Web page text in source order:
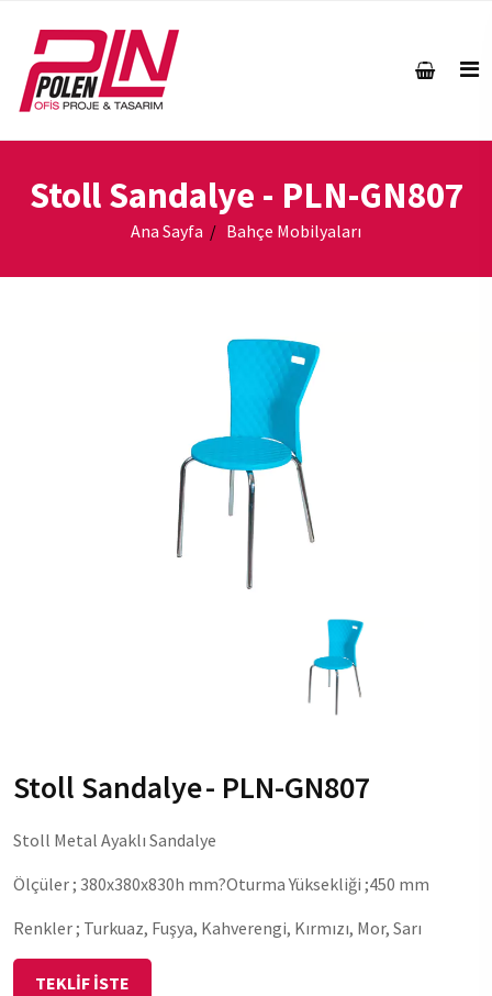
Stoll Sandalye - PLN-GN807
Ana Sayfa Bahçe Mobilyaları
Stoll Sandalye- PLN-GN807
Stoll Metal Ayaklı Sandalye
Ölçüler ; 380x380x830h mm?Oturma Yüksekliği ;450 mm
Renkler ; Turkuaz, Fuşya, Kahverengi, Kırmızı, Mor, Sarı
TEKLİF İSTE